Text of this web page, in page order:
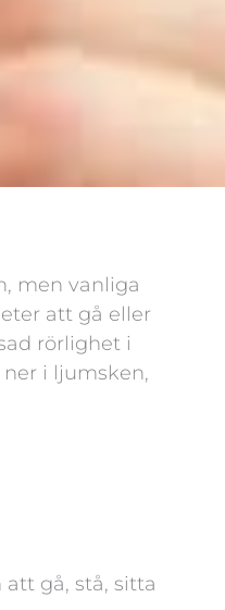
men vanliga
att gå eller
rörlighet i
i ljumsken,
gå, stå, sitta